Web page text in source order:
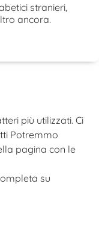
stranieri,
ancora.
più utilizzati. Ci
Potremmo
pagina con le
su